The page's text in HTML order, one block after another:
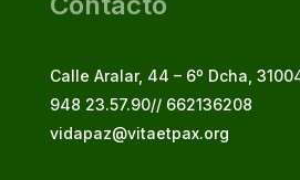
Calle Aralar, 44 – 6º Dcha,
948 23.57.90// 662136208
vidapaz@vitaetpax.org